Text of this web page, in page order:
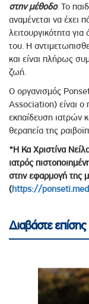
στην μέθοδο. To
αναμένεται να έχει
λειτουργικότητα
του. Η
και είναι πλήρως
ζωή.
Ο οργανισμός
Association) είναι ο
εκπαίδευση ιατρών
θεραπεία της
*Η Κα Χριστίνα
ιατρός
στην εφαρμογή της
(https://
Διαβάστε επίσης